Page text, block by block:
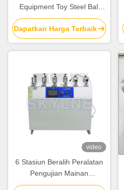
Equipment Toy Steel Ball
Dropping Impact Tester For
Plastic / Ceramic
Dapatkan Harga Terbaik
video
6 Stasiun Beralih Peralatan
Pengujian Mainan
Ketahanan AC220V / 50Hz